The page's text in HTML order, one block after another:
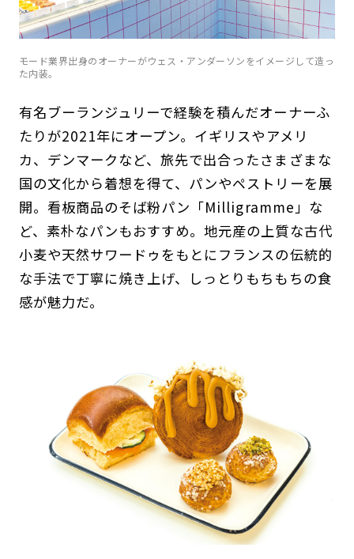
モード業界出身のオーナーがウェス・アンダーソンをイメージして造っ
た内装。
有名ブーランジュリーで経験を積んだオーナーふ
たりが2021年にオープン。イギリスやアメリ
カ、デンマークなど、旅先で出合ったさまざまな
国の文化から着想を得て、パンやペストリーを展
開。看板商品のそば粉パン「Milligramme」な
ど、素朴なパンもおすすめ。地元産の上質な古代
小麦や天然サワードゥをもとにフランスの伝統的
な手法で丁寧に焼き上げ、しっとりもちもちの食
感が魅力だ。